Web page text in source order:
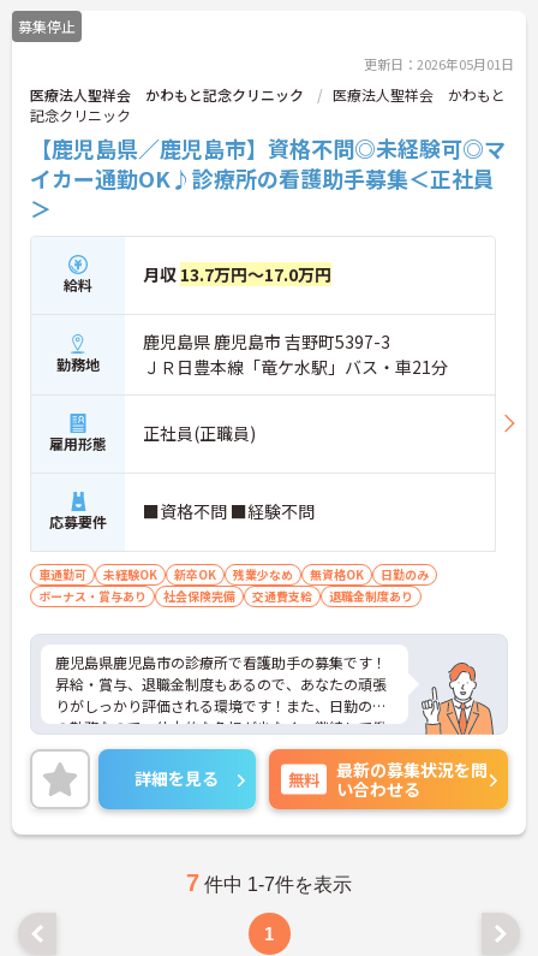
募集停止
更新日：2026年05月01日
医療法人聖祥会 かわもと記念クリニック
医療法人聖祥会 かわもと
記念クリニック
【鹿児島県／鹿児島市】資格不問◎未経験可◎マ
イカー通勤OK♪診療所の看護助手募集＜正社員
＞
給料 月収 13.7万円～17.0万円
勤務地
鹿児島県 鹿児島市 吉野町5397-3
ＪＲ日豊本線「竜ケ水駅」バス・車21分
雇用形態 正社員(正職員)
応募要件 ■資格不問 ■経験不問
車通勤可 未経験OK 新卒OK 残業少なめ 無資格OK
日勤のみ
ボーナス・賞与あり
社会保険完備 交通費支給 退職金制度あり
鹿児島県鹿児島市の診療所で看護助手の募集です！
昇給・賞与、退職金制度もあるので、あなたの頑張
りがしっかり評価される環境です！また、日勤のみ
の勤務なので、体力的な負担が少なく、継続して働
きやすい職場です♪ご興味ある方はご面接ポイント
をお伝えしますので、お気軽にご連絡ください。
詳細を見る 無料
最新の募集状況を問
い合わせる
7 件中 1-7件を表示
1